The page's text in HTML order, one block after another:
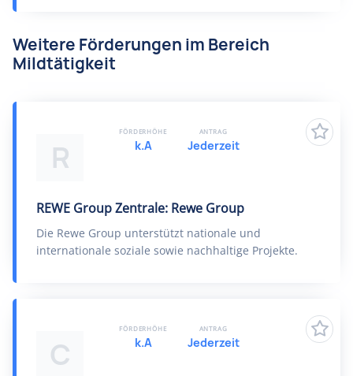
Weitere Förderungen im Bereich
Mildtätigkeit
R
REWE Group Zentrale: Rewe Group
Die Rewe Group unterstützt nationale und
internationale soziale sowie nachhaltige Projekte.
FÖRDERHÖHE
k.A
ANTRAG
Jederzeit
C
FÖRDERHÖHE
k.A
ANTRAG
Jederzeit